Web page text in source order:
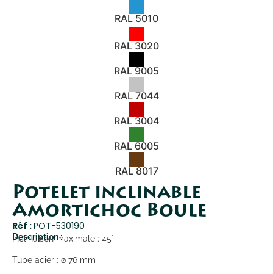
RAL 5010
RAL 3020
RAL 9005
RAL 7044
RAL 3004
RAL 6005
RAL 8017
Potelet inclinable
Amortichoc Boule
Réf :POT-530190
Description :
Inclinaison maximale : 45°
Tube acier : ø 76 mm